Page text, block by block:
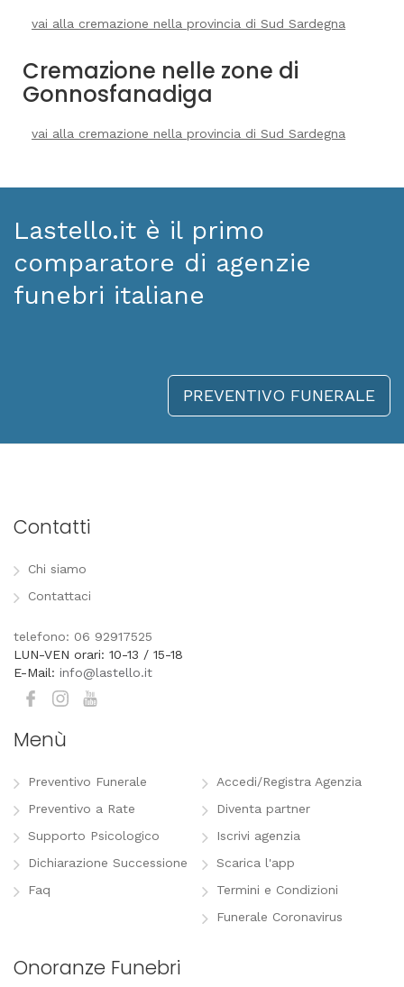
vai alla cremazione nella provincia di Sud Sardegna
Cremazione nelle zone di
Gonnosfanadiga
vai alla cremazione nella provincia di Sud Sardegna
Lastello.it è il primo
comparatore di agenzie
funebri italiane
PREVENTIVO FUNERALE
Contatti
Chi siamo
Contattaci
telefono: 06 92917525
LUN-VEN orari: 10-13 / 15-18
E-Mail: info@lastello.it
Menù
Preventivo Funerale
Preventivo a Rate
Supporto Psicologico
Dichiarazione Successione
Faq
Accedi/Registra Agenzia
Diventa partner
Iscrivi agenzia
Scarica l'app
Termini e Condizioni
Funerale Coronavirus
Onoranze Funebri